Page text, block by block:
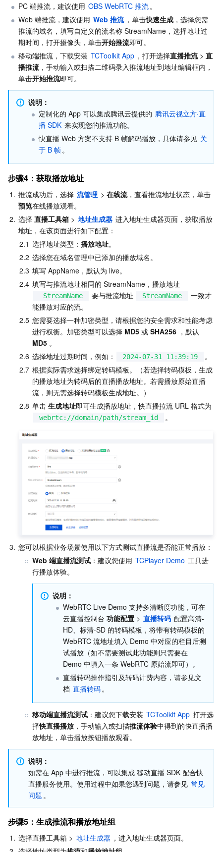
PC 端推流，建议使用 OBS WebRTC 推流 。
Web 端推流，建议使用 Web 推流 ，单击快速生成 ，选择您需
推流的域名，填写自定义的流名称 StreamName，选择地址过
期时间，打开摄像头，单击开始推流即可。
移动端推流，下载安装 TCToolkit App ，打开选择直播推流 > 直
播推流，手动输入或扫描二维码录入推流地址到地址编辑框内，
单击开始推流即可。
说明：
定制化的 App 可以集成腾讯云提供的 腾讯云视立方·直
播 SDK 来实现您的推流功能。
快直播 Web 方案不支持 B 帧解码播放，具体请参见 关
于 B 帧 。
步骤4：获取播放地址
1. 推流成功后，选择 流管理 > 在线流，查看推流地址状态，单击
预览在线播放观看。
2. 选择 直播工具箱 > 地址生成器 进入地址生成器页面，获取播放
地址，在该页面进行如下配置：
2.1 选择地址类型： 播放地址。
2.2 选择您在域名管理中已添加的播放域名。
2.3 填写 AppName，默认为 live。
2.4 填写与推流地址相同的 StreamName，播放地址
StreamName 要与推流地址 StreamName
一致才
能播放对应的流。
2.5 您需要选择一种加密类型，请根据您的安全需求和性能考虑
进行权衡。加密类型可以选择 MD5 或 SHA256 ，默认
MD5 。
2.6 选择地址过期时间，例如： 2024-07-31 11:39:19
。
2.7 根据实际需求选择绑定转码模板。（若选择转码模板，生成
的播放地址为转码后的直播播放地址。若需播放原始直播
流，则无需选择转码模板生成地址。）
2.8 单击 生成地址即可生成播放地址，快直播拉流 URL 格式为
webrtc://domain/path/stream_id 。
3. 您可以根据业务场景使用以下方式测试直播流是否能正常播放：
Web 端直播流测试 ：建议您使用 TCPlayer Demo 工具进
行播放体验。
说明：
WebRTC Live Demo 支持多清晰度功能，可在
云直播控制台 功能配置 > 直播转码 配置高清-
HD、标清-SD 的转码模板，将带有转码模板的
WebRTC 流地址填入 Demo 中对应的栏目后测
试播放（如不需要测试此功能则只需要在
Demo 中填入一条 WebRTC 原始流即可）。
直播转码操作指引及转码计费内容，请参见文
档 直播转码 。
移动端直播流测试 ：建议您下载安装 TCToolkit App 打开选
择快直播播放 ，手动输入或扫描推流体验中得到的快直播播
放地址，单击播放按钮播放观看。
说明：
如需在 App 中进行推流，可以集成 移动直播 SDK 配合快
直播服务使用。使用过程中如果您遇到问题，请参见 常见
问题 。
步骤5：生成推流和播放地址组
1. 选择直播工具箱 > 地址生成器 ，进入地址生成器页面。